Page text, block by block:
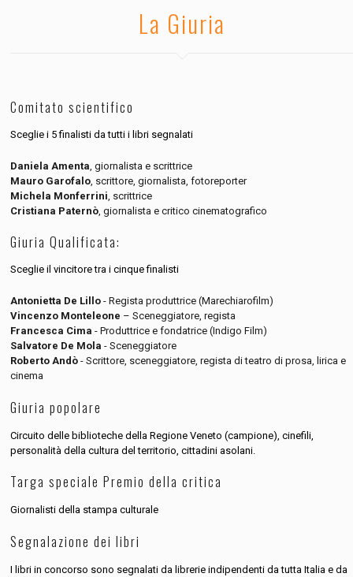
La Giuria
Comitato scientifico
Sceglie i 5 finalisti da tutti i libri segnalati
Daniela Amenta, giornalista e scrittrice
Mauro Garofalo, scrittore, giornalista, fotoreporter
Michela Monferrini, scrittrice
Cristiana Paternò, giornalista e critico cinematografico
Giuria Qualificata:
Sceglie il vincitore tra i cinque finalisti
Antonietta De Lillo - Regista produttrice (Marechiarofilm)
Vincenzo Monteleone – Sceneggiatore, regista
Francesca Cima - Produttrice e fondatrice (Indigo Film)
Salvatore De Mola - Sceneggiatore
Roberto Andò - Scrittore, sceneggiatore, regista di teatro di prosa, lirica e
cinema
Giuria popolare
Circuito delle biblioteche della Regione Veneto (campione), cinefili,
personalità della cultura del territorio, cittadini asolani.
Targa speciale Premio della critica
Giornalisti della stampa culturale
Segnalazione dei libri
I libri in concorso sono segnalati da librerie indipendenti da tutta Italia e da